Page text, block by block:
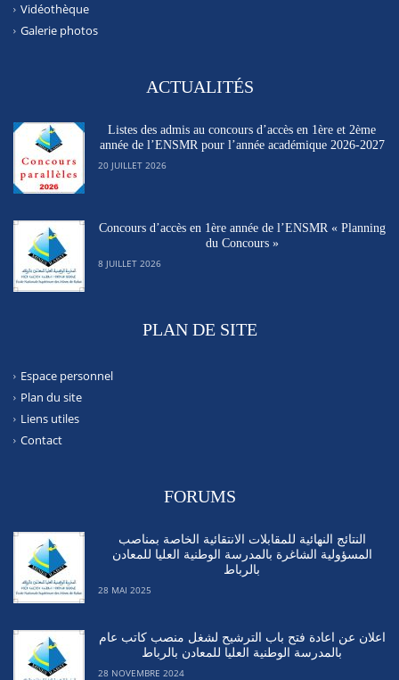
Vidéothèque
Galerie photos
ACTUALITÉS
Listes des admis au concours d’accès en 1ère et 2ème
année de l’ENSMR pour l’année académique 2026-2027
20 JUILLET 2026
Concours d’accès en 1ère année de l’ENSMR « Planning
du Concours »
8 JUILLET 2026
PLAN DE SITE
Espace personnel
Plan du site
Liens utiles
Contact
FORUMS
النتائج النهائية للمقابلات الانتقائية الخاصة بمناصب
المسؤولية الشاغرة بالمدرسة الوطنية العليا للمعادن
بالرباط
28 MAI 2025
اعلان عن اعادة فتح باب الترشيح لشغل منصب كاتب عام
بالمدرسة الوطنية العليا للمعادن بالرباط
28 NOVEMBRE 2024